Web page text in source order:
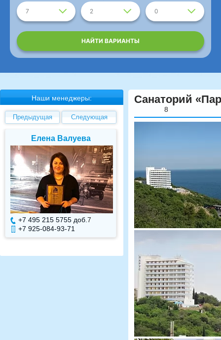
7 2 0
НАЙТИ ВАРИАНТЫ
Наши менеджеры:
Предыдущая Следующая
Елена Валуева
+7 495 215 5755 доб. 7
+7 925-084-93-71
+7 495 215 5755 доб.
+7 925-084-93-70
Санаторий
8